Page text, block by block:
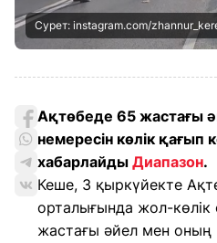
Сурет: instagram.com/
Ақтөбеде 65 жастағы
немересін көлік қағып
хабарлайды Диапазон.
Кеше, 3 қыркүйекте
орталығында жол-
жастағы әйел мен оның